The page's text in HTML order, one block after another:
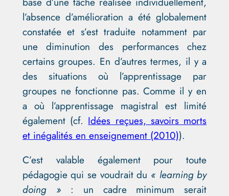
l’absence d’amélioration a été globalement
constatée et s’est traduite notamment par
une diminution des performances chez
certains groupes. En d’autres termes, il y a
des situations où l’apprentissage par
groupes ne fonctionne pas. Comme il y en
a où l’apprentissage magistral est limité
également (cf. Idées reçues, savoirs morts
et inégalités en enseignement (2010)).
C’est valable également pour toute
pédagogie qui se voudrait du « learning by
doing » : un cadre minimum serait